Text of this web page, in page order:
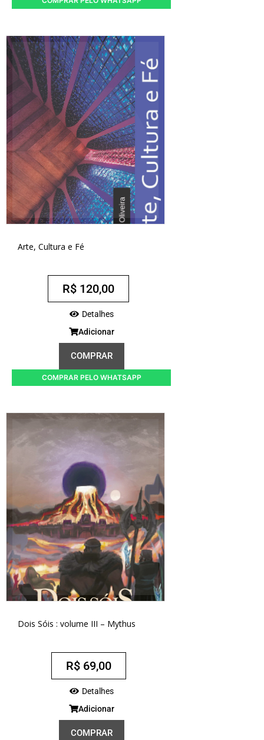
Arte, Cultura e Fé
R$ 120,00
Detalhes
Adicionar
COMPRAR
COMPRAR PELO WHATSAPP
Dois Sóis : volume III – Mythus
R$69,00
Detalhes
Adicionar
COMPRAR